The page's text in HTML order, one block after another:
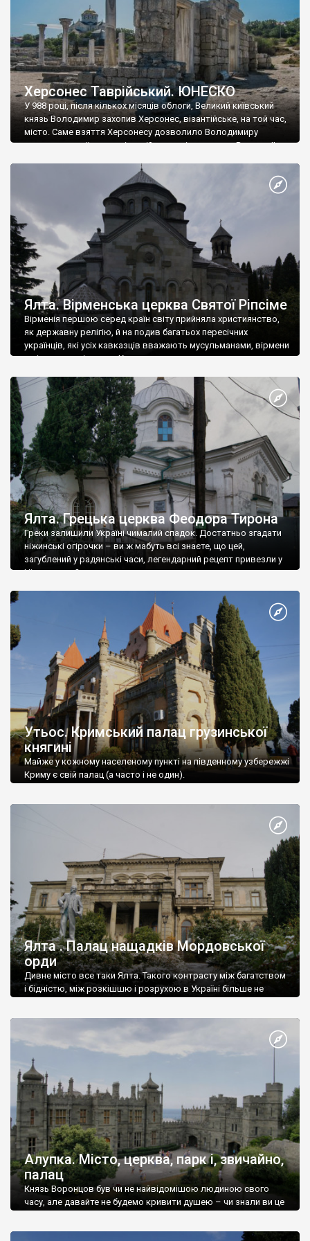
Херсонес Таврійський. ЮНЕСКО
У 988 році, після кількох місяців облоги, Великий київський
князь Володимир захопив Херсонес, візантійське, на той час,
місто. Саме взяття Херсонесу дозволило Володимиру
диктувати свої умови візантійському імператору Василю ІІ, та
Херсонесі Володимир-язичник, став Василем-християнином.
А потім було Хрещення Русі. На честь Херсонесу Таврійського
Ялта. Вірменська церква Святої Ріпсіме
Вірменія першою серед країн світу прийняла християнство,
як державну релігію, й на подив багатьох пересічних
українців, які усіх кавказців вважають мусульманами, вірмени
є відданими вірянами Христа
Ялта. Грецька церква Феодора Тирона
Греки залишили Україні чималий спадок. Достатньо згадати
ніжинські огірочки – ви ж мабуть всі знаєте, що цей,
загублений у радянські часи, легендарний рецепт привезли у
Ніжин греки?
Утьос. Кримський палац грузинської
княгині
Майже у кожному населеному пункті на південному узбережжі
Криму є свій палац (а часто і не один).
Ялта . Палац нащадків Мордовської
орди
Дивне місто все таки Ялта. Такого контрасту між багатством
і бідністю, між розкішшю і розрухою в Україні більше не
Алупка. Місто, церква, парк і, звичайно,
палац
Князь Воронцов був чи не найвідомішою людиною свого
часу, але давайте не будемо кривити душею – чи знали ви це